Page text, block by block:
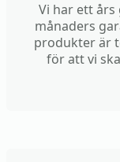
Vi har ett
månaders
produkter är
för att vi